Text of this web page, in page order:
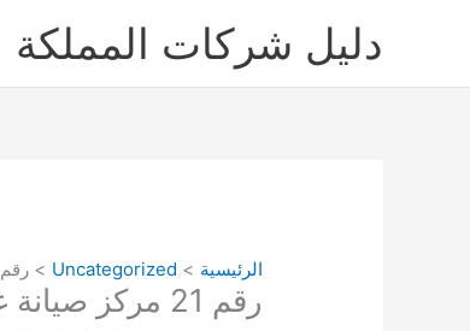
دليل شركات المملكة
الرئيسية Uncategorized رقم 21 مركز صيانة غسالات بجازان 0568262428 | خدمة فورية داخل الجنوب
رقم 21 مركز صيانة غسالات بجازان 0568262428 | خدمة فورية داخل الجنوب